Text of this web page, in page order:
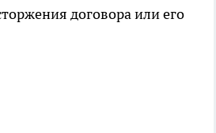
договора или его